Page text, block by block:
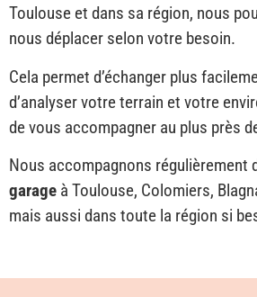
Toulouse et dans sa région, nous
nous déplacer selon votre besoin.
Cela permet d’échanger plus
d’analyser votre terrain et votre
de vous accompagner au plus près
Nous accompagnons régulièrement
garage à Toulouse, Colomiers,
mais aussi dans toute la région si